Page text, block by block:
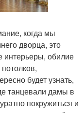
когда мы
дворца, это
интерьеры, обилие
будет узнать,
танцевали дамы в
покружиться и